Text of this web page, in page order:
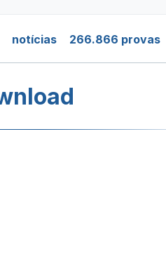
notícias 266.866 provas